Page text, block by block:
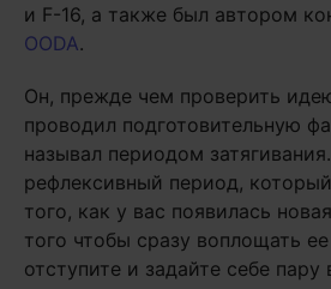
и F-16, а также был автором
OODA.
Он, прежде чем проверить
проводил подготовительную
называл периодом
рефлексивный период,
того, как у вас появилась
того чтобы сразу воплощать
отступите и задайте себе пару